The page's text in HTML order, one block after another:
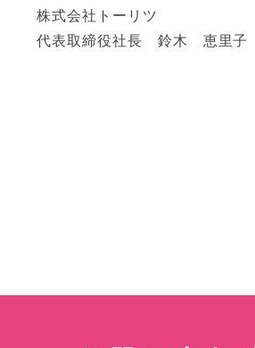
株式会社トーリツ
代表取締役社長 鈴木 恵里子